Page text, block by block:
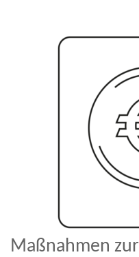
Maßnahmen